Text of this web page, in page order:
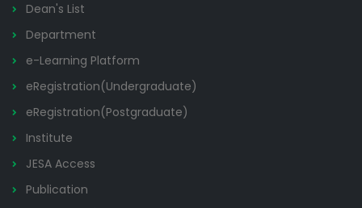
Dean's List
Department
e-Learning Platform
eRegistration(Undergraduate)
eRegistration(Postgraduate)
Institute
JESA Access
Publication